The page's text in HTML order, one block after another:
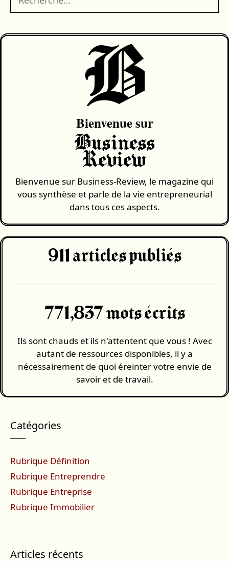
B
Bienvenue sur
Business
Review
Bienvenue sur Business-Review, le magazine qui
vous synthèse et parle de la vie entrepreneurial
dans tous ces aspects.
911 articles publiés
771,837 mots écrits
Ils sont chauds et ils n'attentent que vous ! Avec
autant de ressources disponibles, il y a
nécessairement de quoi éreinter votre envie de
savoir et de travail.
Catégories
Rubrique Définition
Rubrique Entreprendre
Rubrique Entreprise
Rubrique Immobilier
Articles récents